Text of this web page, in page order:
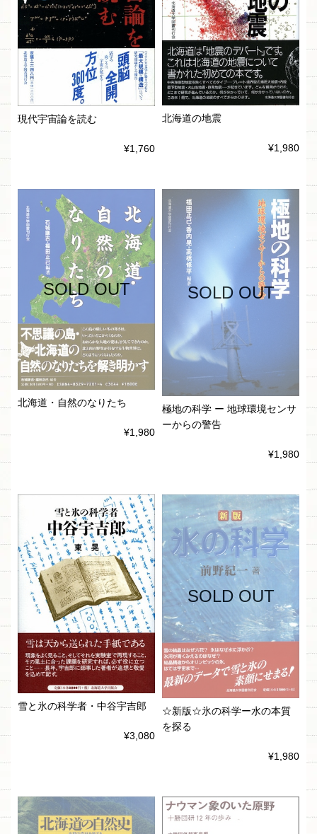
現代宇宙論を読む
¥1,760
北海道の地震
¥1,980
SOLD OUT
北海道・自然のなりたち
¥1,980
SOLD OUT
極地の科学 ー 地球環境センサ
ーからの警告
¥1,980
雪と氷の科学者・中谷宇吉郎
¥3,080
SOLD OUT
☆新版☆氷の科学ー水の本質
を探る
¥1,980